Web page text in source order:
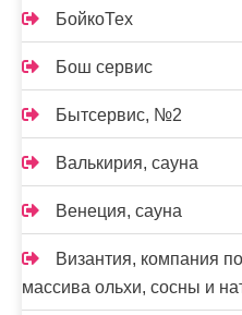
БойкоТех
Бош сервис
Бытсервис, №2
Валькирия, сауна
Венеция, сауна
Византия, компания
массива ольхи, сосны и